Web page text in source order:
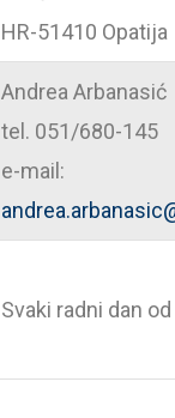
HR-51410 Opatija
Andrea Arbanasić
tel. 051/680-145
e-mail:
Svaki radni dan